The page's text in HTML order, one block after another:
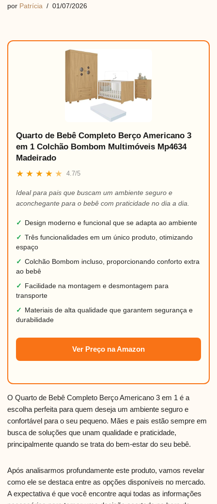
por Patrícia 01/07/2026
Quarto de Bebê Completo Berço Americano 3
em 1 Colchão Bombom Multimóveis Mp4634
Madeirado
★ ★ ★ ★ ★ 4.7/5
Ideal para pais que buscam um ambiente seguro e
aconchegante para o bebê com praticidade no dia a dia.
✓
Design moderno e funcional que se adapta ao ambiente
✓ Três funcionalidades em um único produto, otimizando
espaço
✓ Colchão Bombom incluso, proporcionando conforto extra
ao bebê
✓
Facilidade na montagem e desmontagem para
transporte
✓
Materiais de alta qualidade que garantem segurança e
durabilidade
Ver Preço na Amazon
O Quarto de Bebê Completo Berço Americano 3 em 1 é a
escolha perfeita para quem deseja um ambiente seguro e
confortável para o seu pequeno. Mães e pais estão sempre em
busca de soluções que unam qualidade e praticidade,
principalmente quando se trata do bem-estar do seu bebê.
Após analisarmos profundamente este produto, vamos revelar
como ele se destaca entre as opções disponíveis no mercado.
A expectativa é que você encontre aqui todas as informações